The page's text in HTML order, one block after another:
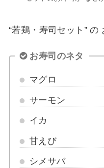
“若鶏・寿司セット” の
お寿司のネタ
マグロ
サーモン
イカ
甘えび
シメサバ